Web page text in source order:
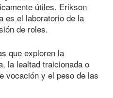
útiles. Erikson
es el laboratorio de la
de roles.
que exploren la
la lealtad traicionada o
vocación y el peso de las